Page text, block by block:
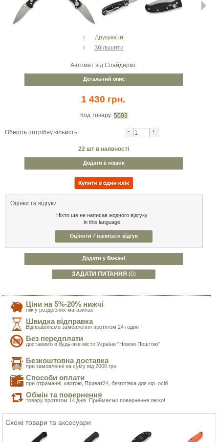
Друкувати
Збільшити
Автомат від Спайдерко.
Детальний опис
1 430 грн.
Код товару: 5003
Оберіть потрібну кількість: - +
22 шт в наявності
Додати в кошик
Оцінки та відгуки
Ніхто ще не написав жодного відгуку
in this language
Оцінити / написати відгук
Додати у бажані
ЗАДАТИ ПИТАННЯ (0)
Ціни на 5%-20% нижчі
ніж у роздрібних магазинах
Швидка відправка
Відправляємо замовлення протягом 24 годин
Без передплати
доставимо в будь-яке місто України "Новою Поштою"
Безкоштовна доставка
при замовленні на суму від 2000 грн
Способи оплати
при отриманні, картою, Приват24, безготівка для юр. осіб
Обмін та повернення
товару протягом 14 днів. Приймаємо повернення легко!
Схожі товари та аксесуари